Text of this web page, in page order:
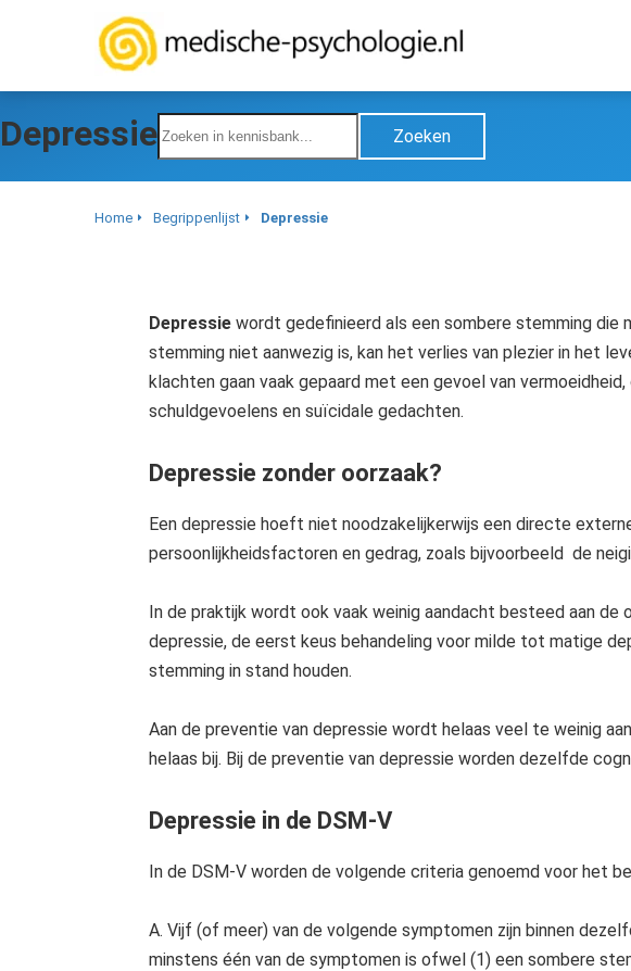
Depressie Zoeken
Home Begrippenlijst Depressie
Depressie wordt gedefinieerd als een sombere stemming die
stemming niet aanwezig is, kan het verlies van plezier in het
klachten gaan vaak gepaard met een gevoel van
schuldgevoelens en suïcidale gedachten.
Depressie zonder oorzaak?
Een depressie hoeft niet noodzakelijkerwijs een directe
persoonlijkheidsfactoren en gedrag, zoals bijvoorbeeld de
In de praktijk wordt ook vaak weinig aandacht besteed aan
depressie, de eerst keus behandeling voor milde tot matige
stemming in stand houden.
Aan de preventie van depressie wordt helaas veel te weinig
helaas bij. Bij de preventie van depressie worden dezelfde
Depressie in de DSM-V
In de DSM-V worden de volgende criteria genoemd voor het
A. Vijf (of meer) van de volgende symptomen zijn binnen
minstens één van de symptomen is ofwel (1) een sombere
informatie
over
gedrag van een
op de
gebruikt om